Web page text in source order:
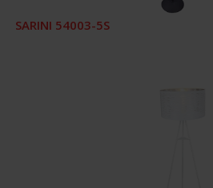
SARINI 54003-5S